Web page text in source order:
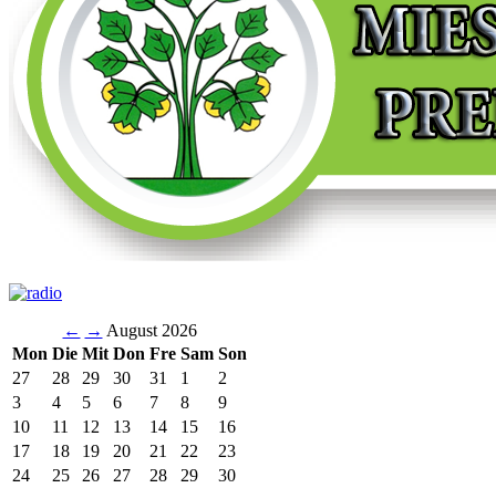
← → August 2026
Mon Die Mit Don Fre Sam Son
27
28 29 30 31 1
2
3
4 5 6 7 8
9
10
11 12 13 14 15
16
17
18 19 20 21 22
23
24
25 26 27 28 29
30